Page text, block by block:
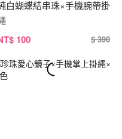
白蝴蝶結串珠×手機腕帶掛
$ 100 $ 390